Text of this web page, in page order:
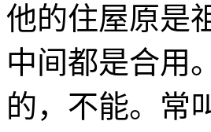
他的住屋原是
中间都是合用
的，不能。常